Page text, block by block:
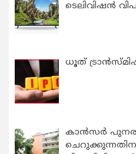
ടെലിവിഷൻ
ധൂത്
കാന്‍സര്‍